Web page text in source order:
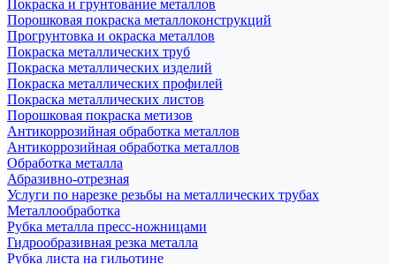
Покраска и грунтование металлов
Порошковая покраска металлоконструкций
Прогрунтовка и окраска металлов
Покраска металлических труб
Покраска металлических изделий
Покраска металлических профилей
Покраска металлических листов
Порошковая покраска метизов
Антикоррозийная обработка металлов
Антикоррозийная обработка металлов
Обработка металла
Абразивно-отрезная
Услуги по нарезке резьбы на металлических трубах
Металлообработка
Рубка металла пресс-ножницами
Гидрообразивная резка металла
Рубка листа на гильотине